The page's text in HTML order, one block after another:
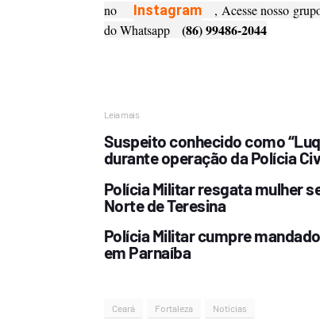
no Instagram , Acesse nosso
do Whatsapp (86) 99486-2044
Leia mais
Suspeito conhecido como
durante operação da Polícia
Polícia Militar resgata mulher
Norte de Teresina
Polícia Militar cumpre
em Parnaíba
Ceará Fortaleza Notícias